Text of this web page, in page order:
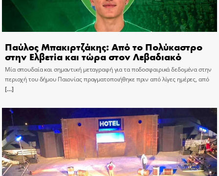
Παύλος Μπακιρτζάκης: Από το Πολύκαστρο
στην Ελβετία και τώρα στον Λεβαδιακό
Μία σπουδαία και σημαντική μεταγραφή για τα ποδοσφαιρικά δεδομένα στην
περιοχή του δήμου Παιονίας πραγματοποιήθηκε πριν από λίγες ημέρες, από
[…]